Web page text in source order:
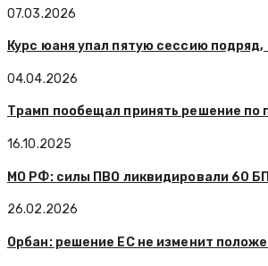
07.03.2026
Курс юаня упал пятую сессию
04.04.2026
Трамп пообещал принять решение по
16.10.2025
МО РФ: силы ПВО ликвидировали 60
26.02.2026
Орбан: решение ЕС не изменит